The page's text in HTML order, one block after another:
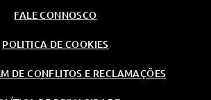
FALE CONNOSCO
POLITICA DE COOKIES
DE CONFLITOS E RECLAMAÇÕES